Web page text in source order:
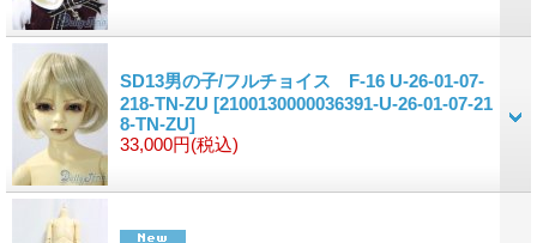
SD13男の子/フルチョイス F-16 U-26-01-07-
218-TN-ZU [2100130000036391-U-26-01-07-21
8-TN-ZU]
33,000円(税込)